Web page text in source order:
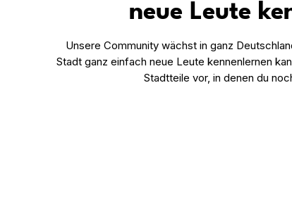
neue Leute
Unsere Community wächst in ganz
Stadt ganz einfach neue Leute kennenlernen
Stadtteile vor, in denen du